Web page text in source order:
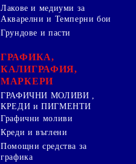
Лакове и медиуми за
Акварелни и Темперни бои
Грундове и пасти
ГРАФИКА,
КАЛИГРАФИЯ,
МАРКЕРИ
ГРАФИЧНИ МОЛИВИ ,
КРЕДИ и ПИГМЕНТИ
Графични моливи
Креди и въглени
Помощни средства за
графика